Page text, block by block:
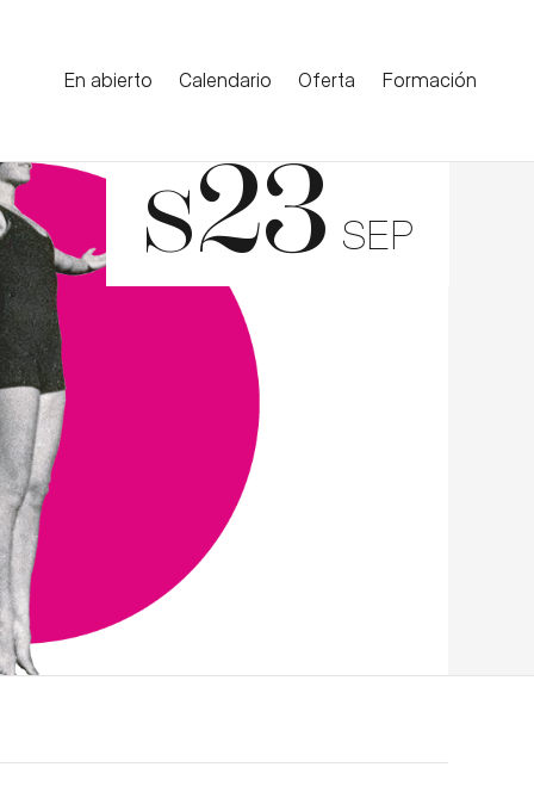
En abierto Calendario Oferta Formación
S23 SEP